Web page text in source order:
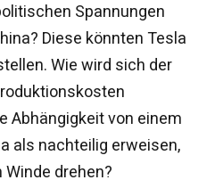
Spannungen
Diese könnten Tesla
Wie wird sich der
Abhängigkeit von einem
als nachteilig erweisen,
drehen?